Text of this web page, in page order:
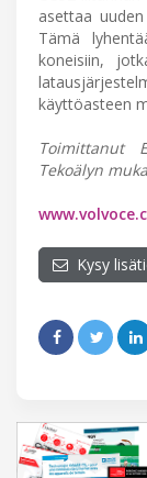
asettaa
Tämä
koneisiin,
käyttöasteen
Toimittanut
Tekoälyn
Kysy